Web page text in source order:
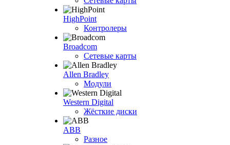
HighPoint
Контролеры
Broadcom
Сетевые карты
Allen Bradley
Модули
Western Digital
Жёсткие диски
ABB
Разное